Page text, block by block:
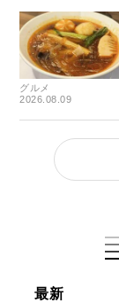
グルメ
2026.08.09
最新